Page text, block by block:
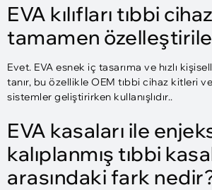
EVA kılıfları tıbbi
tamamen
Evet. EVA esnek iç tasarıma ve hızlı
tanır, bu özellikle OEM tıbbi cihaz kitleri
sistemler geliştirirken kullanışlıdır..
EVA kasaları ile
kalıplanmış tıbbi
arasındaki fark